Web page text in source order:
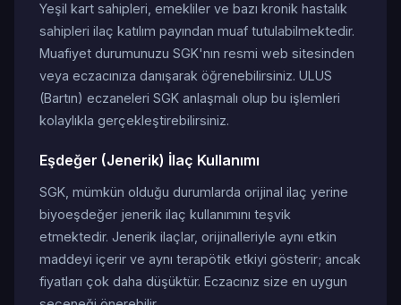
Yeşil kart sahipleri, emekliler ve bazı kronik hastalık
sahipleri ilaç katılım payından muaf tutulabilmektedir.
Muafiyet durumunuzu SGK'nın resmi web sitesinden
veya eczacınıza danışarak öğrenebilirsiniz. ULUS
(Bartın) eczaneleri SGK anlaşmalı olup bu işlemleri
kolaylıkla gerçekleştirebilirsiniz.
Eşdeğer (Jenerik) İlaç Kullanımı
SGK, mümkün olduğu durumlarda orijinal ilaç yerine
biyoeşdeğer jenerik ilaç kullanımını teşvik
etmektedir. Jenerik ilaçlar, orijinalleriyle aynı etkin
maddeyi içerir ve aynı terapötik etkiyi gösterir; ancak
fiyatları çok daha düşüktür. Eczacınız size en uygun